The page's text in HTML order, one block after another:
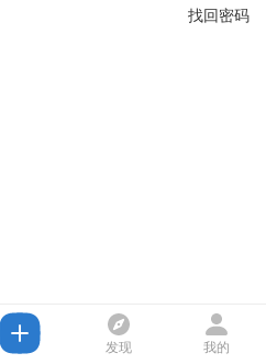
找回密码
发现 我的